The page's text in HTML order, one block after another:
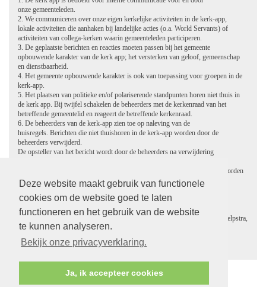
Deze website maakt gebruik van functionele
cookies om de website goed te laten
functioneren en het gebruik van de website
te kunnen analyseren.
Bekijk onze privacyverklaring.
Ja, ik accepteer cookies
onze gemeenteleden.
2. We communiceren over onze eigen kerkelijke activiteiten in de kerk-app,
lokale activiteiten die aanhaken bij landelijke acties (o.a. World Servants) of
activiteiten van collega-kerken waarin gemeenteleden participeren.
3. De geplaatste berichten en reacties moeten passen bij het gemeente
opbouwende karakter van de kerk app; het versterken van geloof, gemeenschap
en dienstbaarheid.
4. Het gemeente opbouwende karakter is ook van toepassing voor groepen in de
kerk-app.
5. Het plaatsen van politieke en/of polariserende standpunten horen niet thuis in
de kerk app. Bij twijfel schakelen de beheerders met de kerkenraad van het
betreffende gemeentelid en reageert de betreffende kerkenraad.
6. De beheerders van de kerk-app zien toe op naleving van de
huisregels. Berichten die niet thuishoren in de kerk-app worden door de
beheerders verwijderd.
De opsteller van het bericht wordt door de beheerders na verwijdering
7. Bij twijfel stemmen de beheerders onderling af en indien noodzakelijk worden
de beide voorzitters van de kerkenraden geraadpleegd.
8. Klachten kunnen ingediend worden bij de beheerders of de kerkenraden.
Beheerders kerk-app PKN Ommen:
Gerrie Heikens-Winters, Hennie Wolters-Hekman, Simone Hogenkamp-Stelpstra,
Bert Wermink, Mathijs Veldman, Kest Jelsma en Lambert van den Berg.
terug